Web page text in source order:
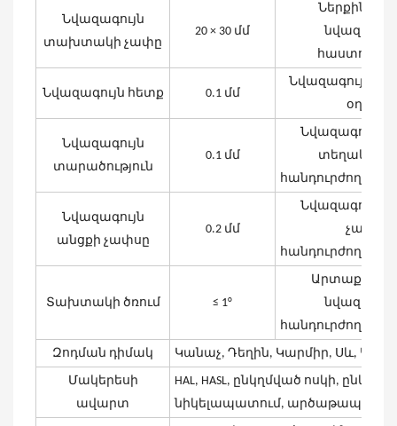
Նվազագույն
տախտակի չափը
20 × 30 մմ
Ներքին
Նվազագույն հետք 0.1 մմ
Նվազագույն
օղակ
Նվազագույն
տարածություն
0.1 մմ
Նվազագույն
Նվազագույն
անցքի չափսը
0.2 մմ
Նվազագույն
չափի
Տախտակի ծռում ≤ 1°
Արտաքին
Զոդման դիմակ Կանաչ, Դեղին, Կարմիր, Սև,
Մակերեսի
ավարտ
HAL, HASL, ընկղմված ոսկի,
նիկելապատում,